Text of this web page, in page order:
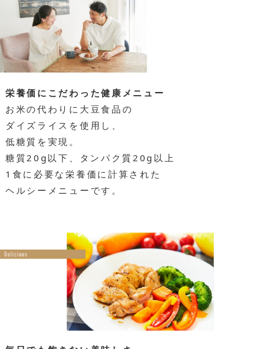
栄養価にこだわった健康メニュー
お米の代わりに大豆食品の
ダイズライスを使用し、
低糖質を実現。
糖質20g以下、タンパク質20g以上
1食に必要な栄養価に計算された
ヘルシーメニューです。